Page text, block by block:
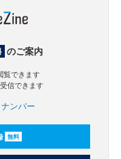
のご案内
覧できます
信できます
ンバー
無料